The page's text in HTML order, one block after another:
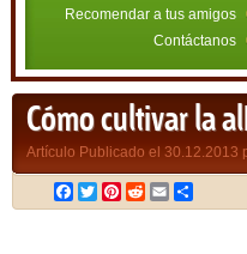
Recomendar a tus amigos
Contáctanos
Cómo cultivar la
Artículo Publicado el 30.12.2013
Facebook
TwitterPinterest
RedditEmail